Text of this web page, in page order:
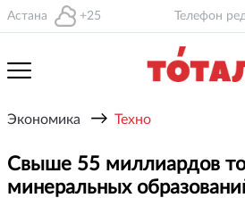
Астана +25 Телефон
Экономика → Техно
Свыше 55 миллиардов
минеральных